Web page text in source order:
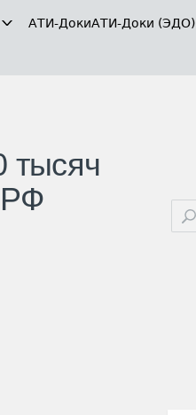
АТИ-ДокиАТИ-Доки (ЭДО)
тысяч
РФ